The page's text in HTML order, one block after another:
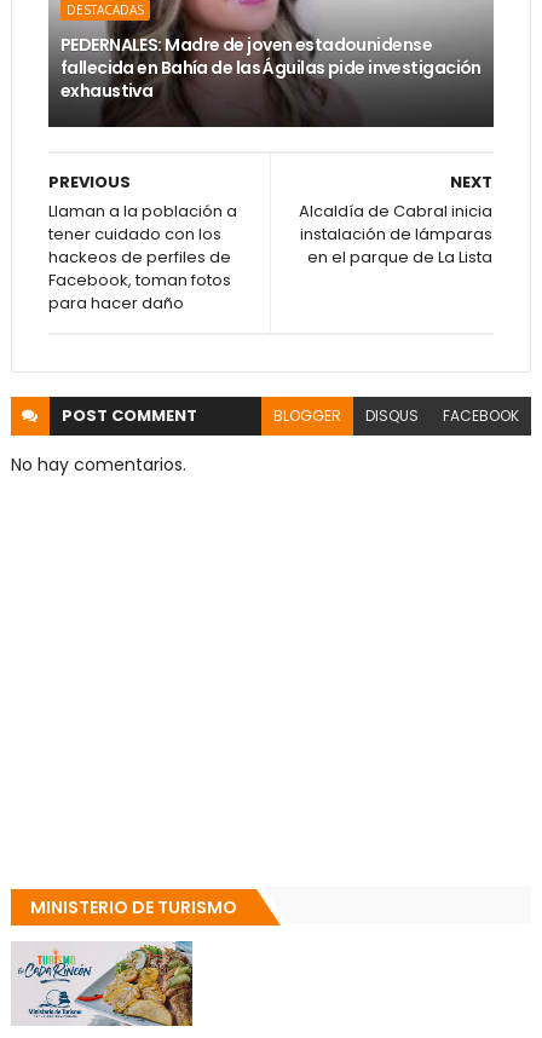
DESTACADAS
PEDERNALES: Madre de joven estadounidense
fallecida en Bahía de las Águilas pide investigación
exhaustiva
NEXT
Alcaldía de Cabral inicia
instalación de lámparas
en el parque de La Lista
PREVIOUS
Llaman a la población a
tener cuidado con los
hackeos de perfiles de
Facebook, toman fotos
para hacer daño
POST COMMENT BLOGGER DISQUS FACEBOOK
No hay comentarios.
MINISTERIO DE TURISMO